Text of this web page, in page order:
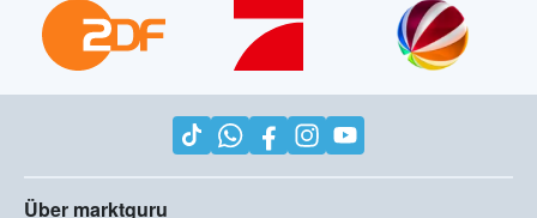
Über marktguru